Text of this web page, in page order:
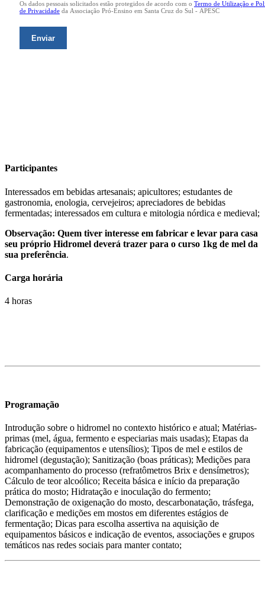
Participantes
Interessados em bebidas artesanais; apicultores; estudantes de
gastronomia, enologia, cervejeiros; apreciadores de bebidas
fermentadas; interessados em cultura e mitologia nórdica e medieval;
Observação: Quem tiver interesse em fabricar e levar para casa
seu próprio Hidromel deverá trazer para o curso 1kg de mel da
sua preferência.
Carga horária
4 horas
Programação
Introdução sobre o hidromel no contexto histórico e atual; Matérias-
primas (mel, água, fermento e especiarias mais usadas); Etapas da
fabricação (equipamentos e utensílios); Tipos de mel e estilos de
hidromel (degustação); Sanitização (boas práticas); Medições para
acompanhamento do processo (refratômetros Brix e densímetros);
Cálculo de teor alcoólico; Receita básica e início da preparação
prática do mosto; Hidratação e inoculação do fermento;
Demonstração de oxigenação do mosto, descarbonatação, trásfega,
clarificação e medições em mostos em diferentes estágios de
fermentação; Dicas para escolha assertiva na aquisição de
equipamentos básicos e indicação de eventos, associações e grupos
temáticos nas redes sociais para manter contato;